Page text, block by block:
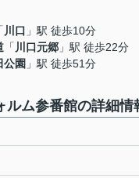
「 川口 」駅 徒歩10分
「 川口元郷 」駅 徒歩22分
公園 」駅 徒歩51分
ルム参番館の詳細情